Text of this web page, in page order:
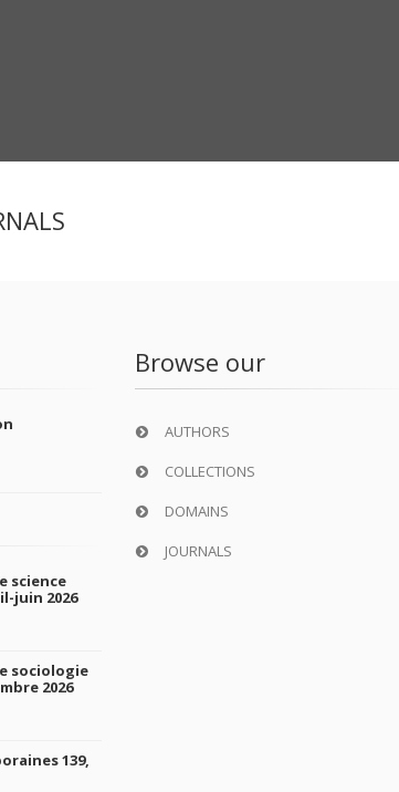
science
juin 2026
sociologie
2026
139,
Browse our
AUTHORS
COLLECTIONS
DOMAINS
JOURNALS